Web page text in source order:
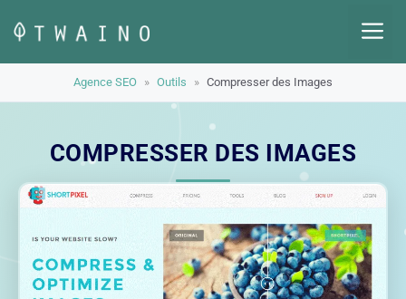
au
contenu
Agence SEO » Outils » Compresser des Images
COMPRESSER DES IMAGES